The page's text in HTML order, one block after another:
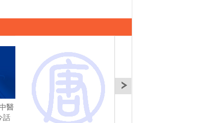
醫
話
『銀屑病』乾癢難耐 中
藥清熱舒緩 | 談古論今